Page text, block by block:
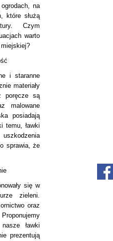
na
które służą
Czym
warto
i staranne
materiały
poręcze są
malowane
posiadają
temu, ławki
sprawia, że
się w
zieleni.
oraz
ławki
prezentują